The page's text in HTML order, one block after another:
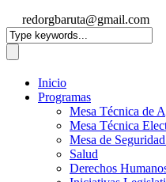
redorgbaruta@gmail.com
Inicio
Programas
Mesa Técnica de
Mesa Técnica
Mesa de
Salud
Derechos